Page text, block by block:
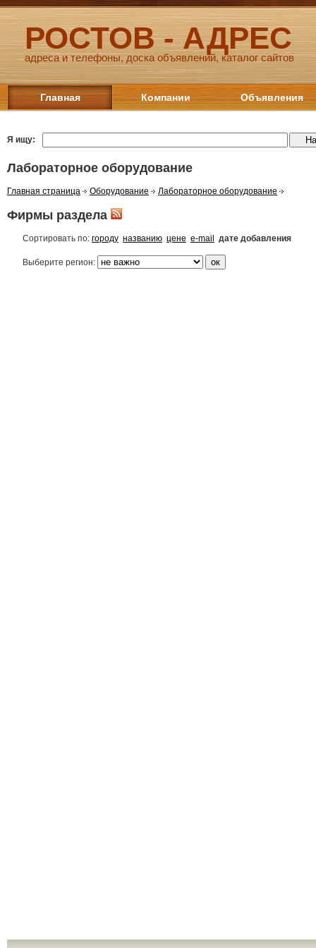
РОСТОВ - АДРЕС
адреса и телефоны, доска объявлений, каталог сайтов
Главная Компании Объявления
Я ищу:
Лабораторное оборудование
Главная страница Оборудование Лабораторное оборудование
Фирмы раздела
Сортировать по: городу названию цене e-mail дате добавления
Выберите регион: